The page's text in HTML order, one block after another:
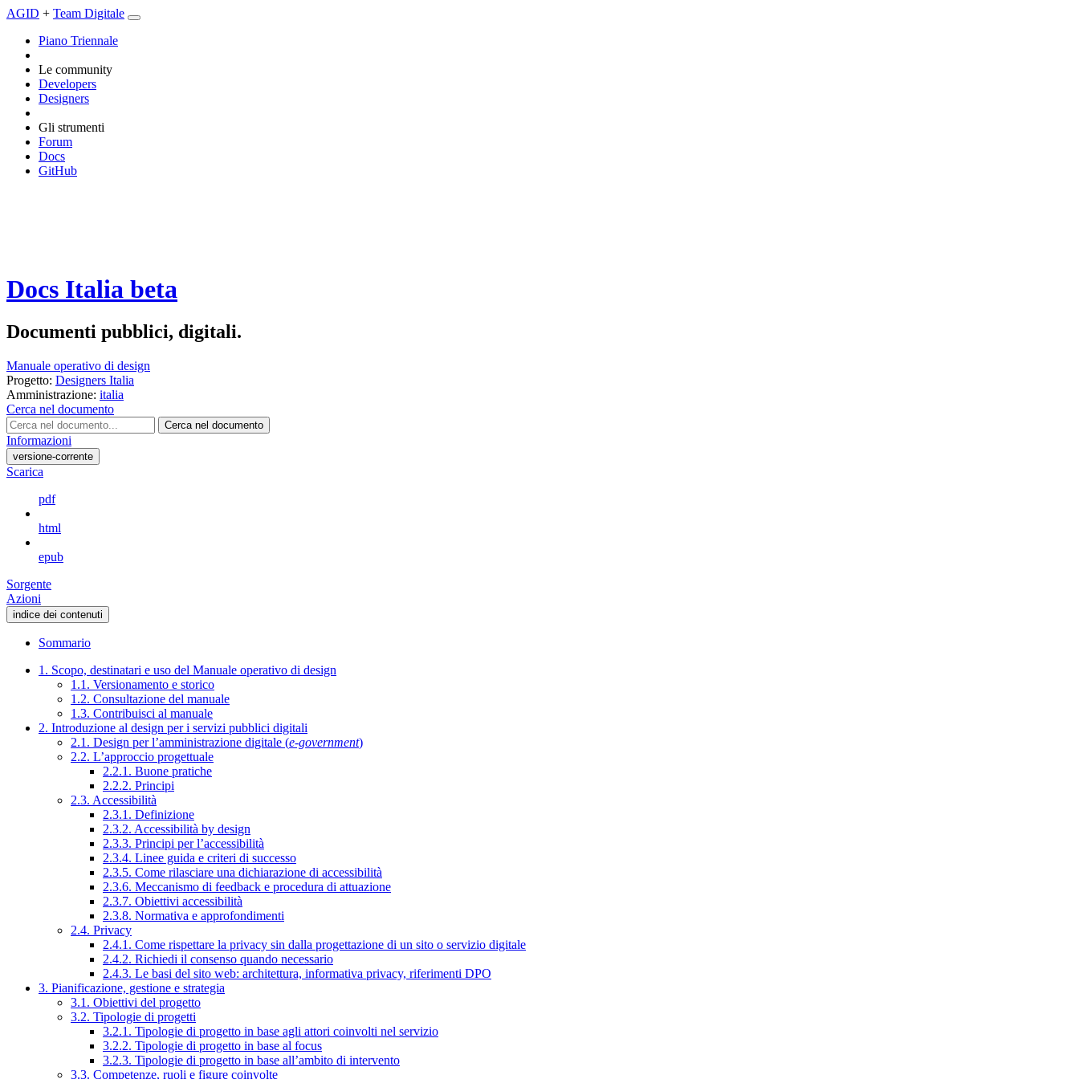
AGID + Team Digitale
Piano Triennale
Le community
Developers
Designers
Gli strumenti
Forum
Docs
GitHub
Docs Italia beta
Documenti pubblici, digitali.
Manuale operativo di design
Progetto: Designers Italia
Amministrazione: italia
Cerca nel documento
Cerca nel documento
Informazioni
versione-corrente
Scarica
pdf
html
epub
Sorgente
Azioni
indice dei contenuti
Sommario
1. Scopo, destinatari e uso del Manuale operativo di design
1.1. Versionamento e storico
1.2. Consultazione del manuale
1.3. Contribuisci al manuale
2. Introduzione al design per i servizi pubblici digitali
2.1. Design per l’amministrazione digitale (e-government)
2.2. L’approccio progettuale
2.2.1. Buone pratiche
2.2.2. Principi
2.3. Accessibilità
2.3.1. Definizione
2.3.2. Accessibilità by design
2.3.3. Principi per l’accessibilità
2.3.4. Linee guida e criteri di successo
2.3.5. Come rilasciare una dichiarazione di accessibilità
2.3.6. Meccanismo di feedback e procedura di attuazione
2.3.7. Obiettivi accessibilità
2.3.8. Normativa e approfondimenti
2.4. Privacy
2.4.1. Come rispettare la privacy sin dalla progettazione di un sito o servizio digitale
2.4.2. Richiedi il consenso quando necessario
2.4.3. Le basi del sito web: architettura, informativa privacy, riferimenti DPO
3. Pianificazione, gestione e strategia
3.1. Obiettivi del progetto
3.2. Tipologie di progetti
3.2.1. Tipologie di progetto in base agli attori coinvolti nel servizio
3.2.2. Tipologie di progetto in base al focus
3.2.3. Tipologie di progetto in base all’ambito di intervento
3.3. Competenze, ruoli e figure coinvolte